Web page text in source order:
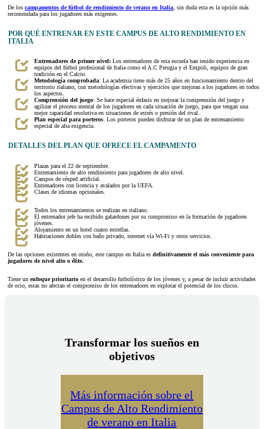
De los campamentos de fútbol de rendimiento de verano en Italia , sin duda esta es la opción más
recomendada para los jugadores más exigentes.
POR QUÉ ENTRENAR EN ESTE CAMPUS DE ALTO RENDIMIENTO EN
ITALIA
Entrenadores de primer nivel: Los entrenadores de esta escuela han tenido experiencia en
equipos del fútbol profesional de Italia como el A.C Perugia y el Empoli, equipos de gran
tradición en el Calcio.
Metodología comprobada: La academia tiene más de 25 años en funcionamiento dentro del
territorio italiano, con metodologías efectivas y ejercicios que mejoran a los jugadores en todos
los aspectos.
Comprensión del juego: Se hace especial énfasis en mejorar la comprensión del juego y
agilizar el proceso mental de los jugadores en cada situación de juego, para que tengan una
mejor capacidad resolutiva en situaciones de estrés o presión del rival.
Plan especial para porteros: Los porteros pueden disfrutar de un plan de entrenamiento
especial de alta exigencia.
DETALLES DEL PLAN QUE OFRECE EL CAMPAMENTO
Plazas para el 22 de septiembre.
Entrenamiento de alto rendimiento para jugadores de alto nivel.
Campos de césped artificial.
Entrenadores con licencia y avalados por la UEFA.
Clases de idiomas opcionales.
Todos los entrenamientos se realizan en italiano.
El entrenador jefe ha recibido galardones por su compromiso en la formación de jugadores
jóvenes.
Alojamiento en un hotel cuatro estrellas.
Habitaciones dobles con baño privado, internet vía Wi-Fi y otros servicios.
De las opciones existentes en otoño, este campus en Italia es definitivamente el más conveniente para
jugadores de nivel alto o élite.
Tiene un enfoque prioritario en el desarrollo futbolístico de los jóvenes y, a pesar de incluir actividades
de ocio, estas no afectan el compromiso de los entrenadores en explotar el potencial de los chicos.
Transformar los sueños en
objetivos
Más información sobre el
Campus de Alto Rendimiento
de verano en Italia